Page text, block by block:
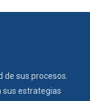
de sus procesos.
sus estrategias